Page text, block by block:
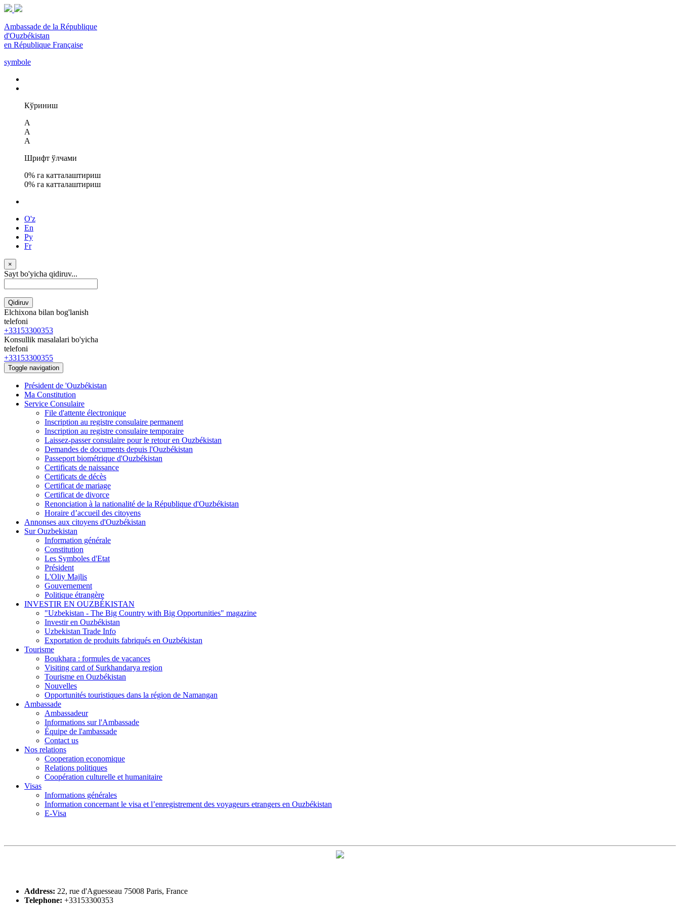
Ambassade de la République
d'Ouzbékistan
en République Française
symbole
Кўриниш
A
A
A
Шрифт ўлчами
0% га катталаштириш
0% га катталаштириш
O'z
En
Ру
Fr
×
Sayt bo'yicha qidiruv...
Qidiruv
Elchixona bilan bog'lanish
telefoni
+33153300353
Konsullik masalalari bo'yicha
telefoni
+33153300355
Toggle navigation
Président de 'Ouzbékistan
Ma Constitution
Service Consulaire
File d'attente électronique
Inscription au registre consulaire permanent
Inscription au registre consulaire temporaire
Laissez-passer consulaire pour le retour en Ouzbékistan
Demandes de documents depuis l'Ouzbékistan
Passeport biométrique d'Ouzbékistan
Certificats de naissance
Certificats de décès
Certificat de mariage
Certificat de divorce
Renonciation à la nationalité de la République d'Ouzbékistan
Horaire d’accueil des citoyens
Annonses aux citoyens d'Ouzbékistan
Sur Ouzbekistan
Information générale
Constitution
Les Symboles d'Etat
Président
L'Oliy Majlis
Gouvernement
Politique étrangère
INVESTIR EN OUZBÉKISTAN
"Uzbekistan - The Big Country with Big Opportunities" magazine
Investir en Ouzbékistan
Uzbekistan Trade Info
Exportation de produits fabriqués en Ouzbékistan
Tourisme
Boukhara : formules de vacances
Visiting card of Surkhandarya region
Tourisme en Ouzbékistan
Nouvelles
Opportunités touristiques dans la région de Namangan
Ambassade
Ambassadeur
Informations sur l'Ambassade
Équipe de l'ambassade
Contact us
Nos relations
Cooperation economique
Relations politiques
Coopération culturelle et humanitaire
Visas
Informations générales
Information concernant le visa et l’enregistrement des voyageurs etrangers en Ouzbékistan
E-Visa
Address: 22, rue d'Aguesseau 75008 Paris, France
Telephone: +33153300353